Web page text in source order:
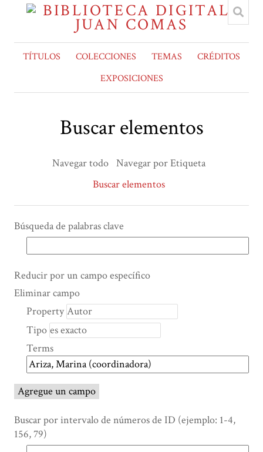
TÍTULOS COLECCIONES TEMAS
CRÉDITOS
EXPOSICIONES
Buscar elementos
Navegar todo Navegar por Etiqueta
Buscar elementos
Búsqueda de palabras clave
Number
rows
"Reducir
por
campo
específico":
1
Reducir por un campo específico
Search Property
Tipo de búsqueda
Términos de búsqueda
Ensamblador de Búsqueda
Eliminar campo
Property
Tipo
Terms
Agregue un campo
Buscar por intervalo de números de ID (ejemplo: 1-4,
156, 79)